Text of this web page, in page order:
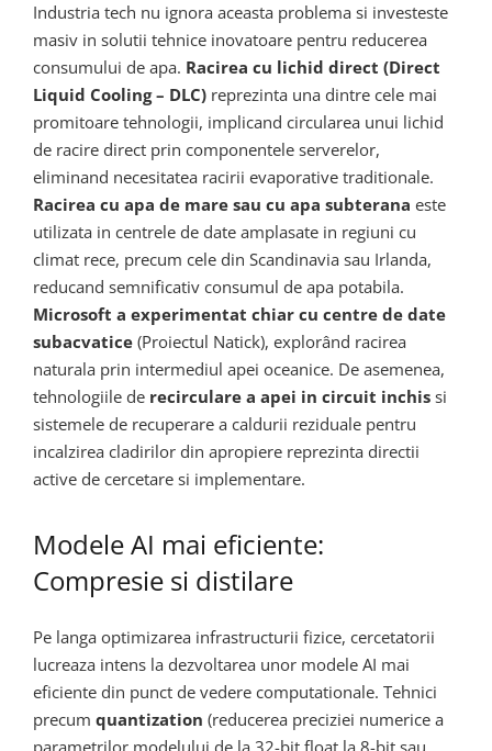
Industria tech nu ignora aceasta problema si investeste
masiv in solutii tehnice inovatoare pentru reducerea
consumului de apa. Racirea cu lichid direct (Direct
Liquid Cooling – DLC) reprezinta una dintre cele mai
promitoare tehnologii, implicand circularea unui lichid
de racire direct prin componentele serverelor,
eliminand necesitatea racirii evaporative traditionale.
Racirea cu apa de mare sau cu apa subterana este
utilizata in centrele de date amplasate in regiuni cu
climat rece, precum cele din Scandinavia sau Irlanda,
reducand semnificativ consumul de apa potabila.
Microsoft a experimentat chiar cu centre de date
subacvatice (Proiectul Natick), explorând racirea
naturala prin intermediul apei oceanice. De asemenea,
tehnologiile de recirculare a apei in circuit inchis si
sistemele de recuperare a caldurii reziduale pentru
incalzirea cladirilor din apropiere reprezinta directii
active de cercetare si implementare.
Modele AI mai eficiente:
Compresie si distilare
Pe langa optimizarea infrastructurii fizice, cercetatorii
lucreaza intens la dezvoltarea unor modele AI mai
eficiente din punct de vedere computationale. Tehnici
precum quantization (reducerea preciziei numerice a
parametrilor modelului de la 32-bit float la 8-bit sau